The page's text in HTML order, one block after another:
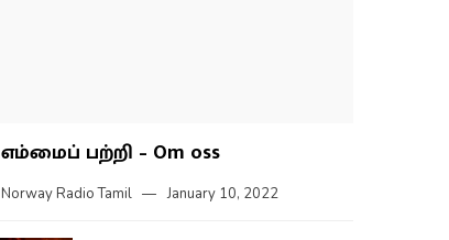
எம்மைப் பற்றி – Om oss
Norway Radio Tamil January 10, 2022